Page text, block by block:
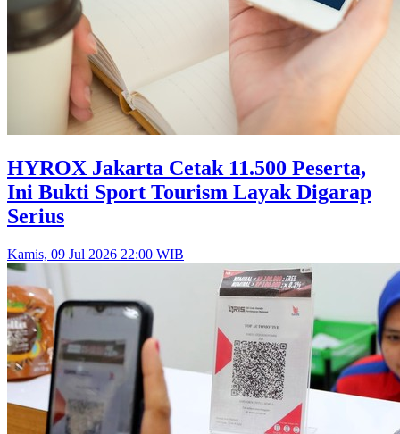
HYROX Jakarta Cetak 11.500 Peserta,
Ini Bukti Sport Tourism Layak Digarap
Serius
Kamis, 09 Jul 2026 22:00 WIB